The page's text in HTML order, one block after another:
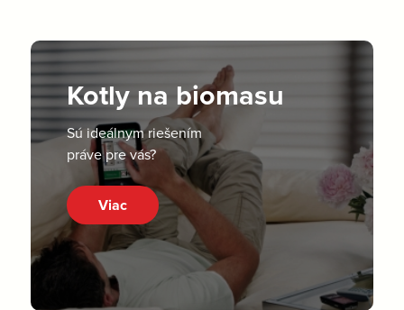
Kotly na biomasu
Sú ideálnym riešením
práve pre vás?
Viac